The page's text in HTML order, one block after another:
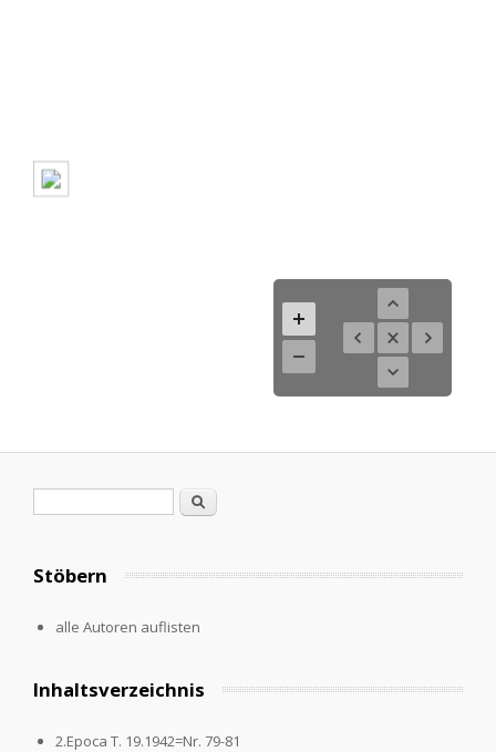
Search
Stöbern
alle Autoren auflisten
Inhaltsverzeichnis
2.Epoca T. 19.1942=Nr. 79-81